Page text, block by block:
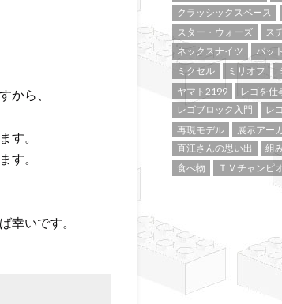
から、
す。
す。
幸いです。
クラッシックスペース
スター・ウォーズ
ス
ネックスナイツ
バッ
ミクセル
ミリオフ
ヤマト2199
レゴを仕
レゴブロック入門
レ
再現モデル
展示アー
直江さんの思い出
組
食べ物
ＴＶチャンピ